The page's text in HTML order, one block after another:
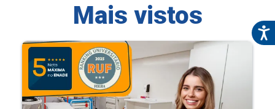
Mais vistos